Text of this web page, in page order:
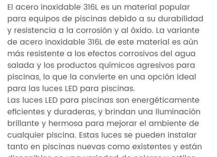
El acero inoxidable 316L es un material popular
para equipos de piscinas debido a su durabilidad
y resistencia a la corrosión y al óxido. La variante
de acero inoxidable 316L de este material es aún
más resistente a los efectos corrosivos del agua
salada y los productos químicos agresivos para
piscinas, lo que la convierte en una opción ideal
para las luces LED para piscinas.
Las luces LED para piscinas son energéticamente
eficientes y duraderas, y brindan una iluminación
brillante y hermosa para mejorar el ambiente de
cualquier piscina. Estas luces se pueden instalar
tanto en piscinas nuevas como existentes y están